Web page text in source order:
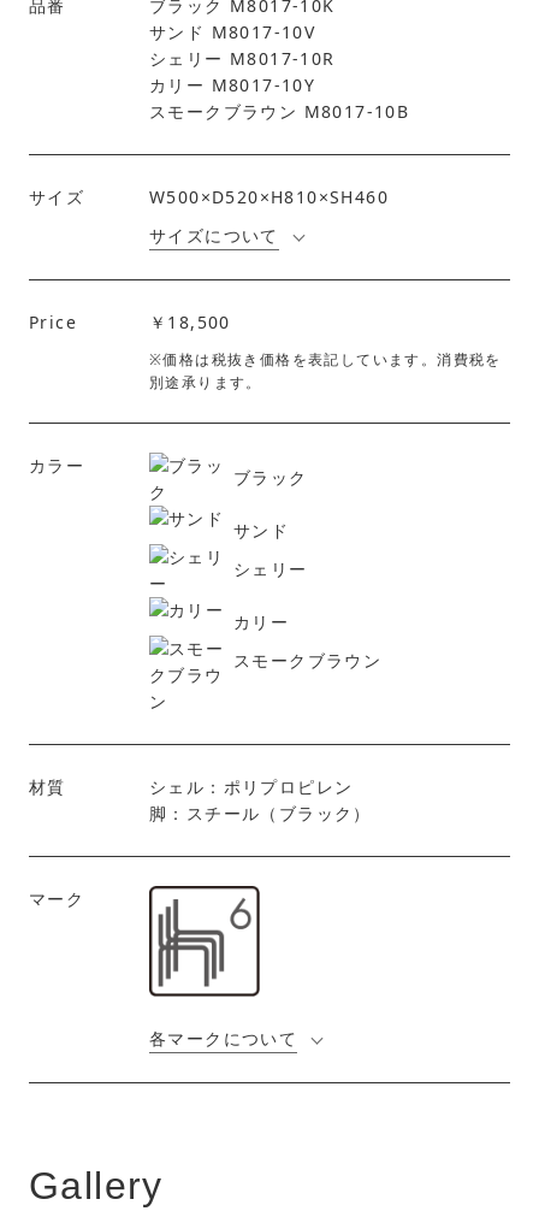
品番
ブラック M8017-10K
サンド M8017-10V
シェリー M8017-10R
カリー M8017-10Y
スモークブラウン M8017-10B
サイズ
W500×D520×H810×SH460
サイズについて
Price ￥18,500
※価格は税抜き価格を表記しています。消費税を
別途承ります。
カラー
ブラック
サンド
シェリー
カリー
スモークブラウン
材質
シェル：ポリプロピレン
脚：スチール（ブラック）
マーク
各マークについて
Gallery